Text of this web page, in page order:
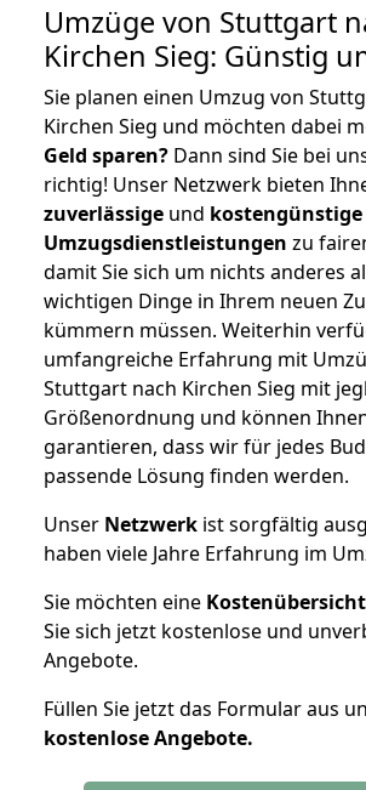
Umzüge von Stuttgart
Kirchen Sieg: Günstig
Sie planen einen Umzug von
Kirchen Sieg und möchten dabei
Geld sparen? Dann sind Sie bei
richtig! Unser Netzwerk bieten
zuverlässige und kostengünstige
Umzugsdienstleistungen zu
damit Sie sich um nichts anderes
wichtigen Dinge in Ihrem neuen
kümmern müssen. Weiterhin
umfangreiche Erfahrung mit
Stuttgart nach Kirchen Sieg mit
Größenordnung und können
garantieren, dass wir für jedes
passende Lösung finden werden.
Unser Netzwerk ist sorgfältig
haben viele Jahre Erfahrung im
Sie möchten eine
Sie sich jetzt kostenlose und
Angebote.
Füllen Sie jetzt das Formular aus
kostenloseAngebote.